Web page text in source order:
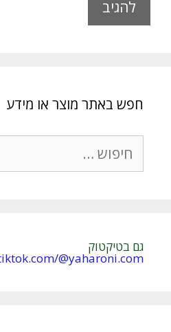
nחפש באתר מוצר או מידע
חיפוש:
גם בטיקטוק
@yaharoni.com